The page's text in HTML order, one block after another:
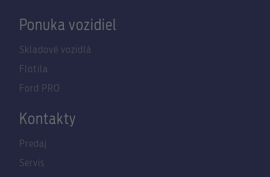
Ponuka vozidiel
Skladové vozidlá
Flotila
Ford PRO
Kontakty
Predaj
Servis